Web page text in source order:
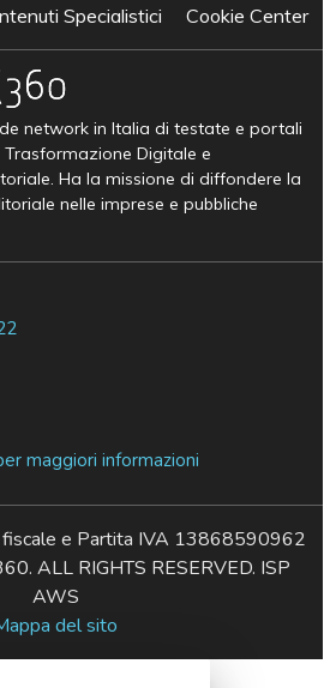
Specialistici
Cookie Center
network in Italia di testate e portali
Digitale e
Ha la missione di diffondere la
nelle imprese e pubbliche
maggiori informazioni
e Partita IVA 13868590962
ALL RIGHTS RESERVED. ISP
AWS
del sito